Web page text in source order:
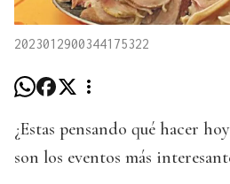
2023012900344175322
¿Estas pensando qué hacer
son los eventos más